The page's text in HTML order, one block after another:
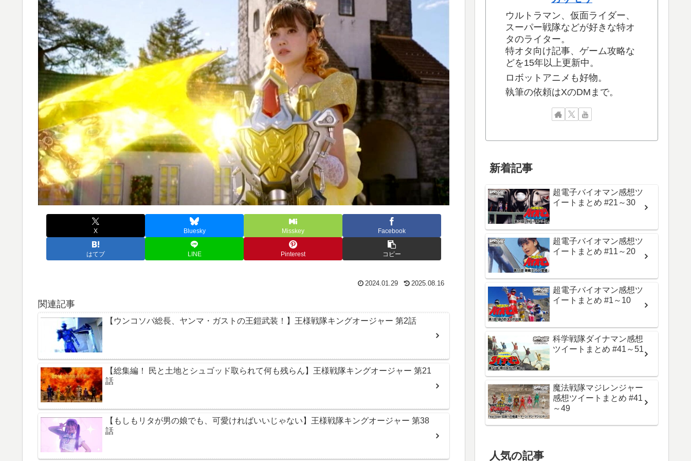
X Bluesky Misskey Facebook
はてブ LINE Pinterest コピー
2024.01.29 2025.08.16
関連記事
【ウンコソパ総長、ヤンマ・ガストの王鎧武装！】王様戦隊キングオージャー 第2話
【総集編！ 民と土地とシュゴッド取られて何も残らん】王様戦隊キングオージャー 第21
話
【もしもリタが男の娘でも、可愛ければいいじゃない】王様戦隊キングオージャー 第38
話
ウルトラマン、仮面ライダー、
スーパー戦隊などが好きな特オ
タのライター。
特オタ向け記事、ゲーム攻略な
どを15年以上更新中。
ロボットアニメも好物。
執筆の依頼はXのDMまで。
新着記事
超電子バイオマン感想ツ
イートまとめ #21～30
超電子バイオマン感想ツ
イートまとめ #11～20
超電子バイオマン感想ツ
イートまとめ #1～10
科学戦隊ダイナマン感想
ツイートまとめ #41～51
魔法戦隊マジレンジャー
感想ツイートまとめ #41
～49
人気の記事